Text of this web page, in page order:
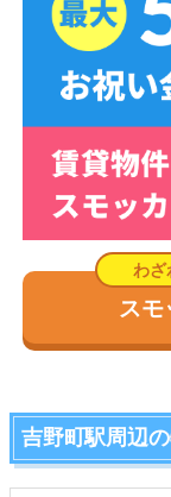
スモ
吉野町駅周辺